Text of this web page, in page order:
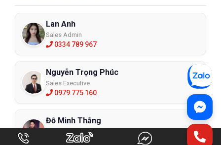
Lan Anh
Sales Admin
0334 789 967
Nguyễn Trọng Phúc
Sales Executive
0979 775 160
Đỗ Minh Thắng
Sales Expert
0384 540 090